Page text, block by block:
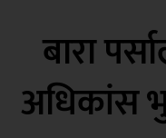
बारा
अधिकांस